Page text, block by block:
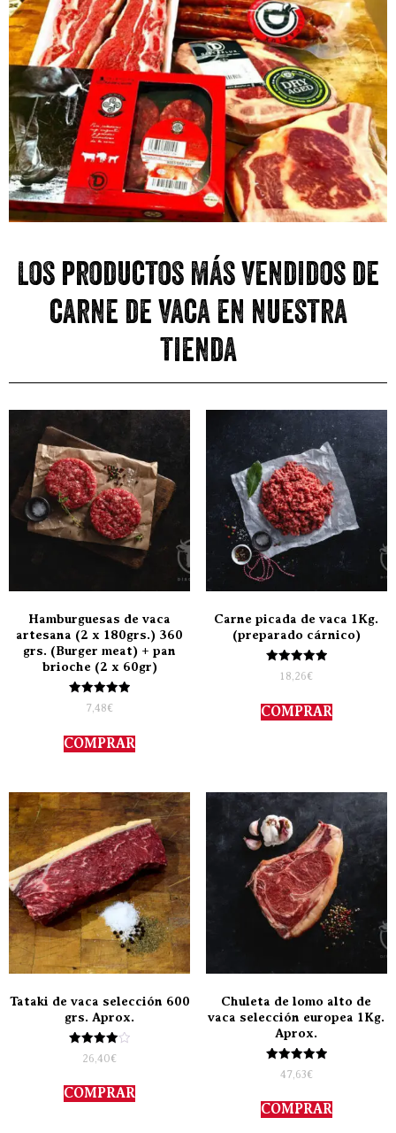
Los productos más vendidos de
carne de vaca en nuestra
tienda
Hamburguesas de vaca
artesana (2 x 180grs.) 360
grs. (Burger meat) + pan
brioche (2 x 60gr)
Valorado
con
de 5
7,48€
COMPRAR
Carne picada de vaca 1Kg.
(preparado cárnico)
Valorado
con
de 5
18,26€
COMPRAR
Tataki de vaca selección 600
grs. Aprox.
Valorado
con
de 5
26,40€
COMPRAR
Chuleta de lomo alto de
vaca selección europea 1Kg.
Aprox.
Valorado
con
de 5
47,63€
COMPRAR